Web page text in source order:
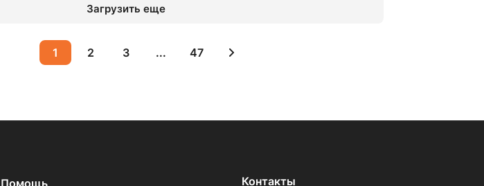
Загрузить еще
1 2 3 ... 47
Помощь Контакты